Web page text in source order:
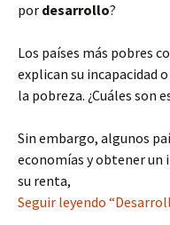
por desarrollo?
Los países más pobres
explican su incapacidad
la pobreza. ¿Cuáles son
Sin embargo, algunos
economías y obtener
su renta,
Seguir leyendo